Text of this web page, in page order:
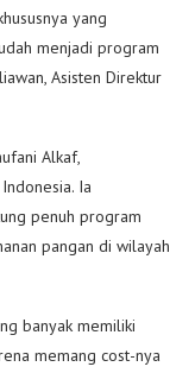
yang
menjadi program
Asisten Direktur
Alkaf,
Ia
penuh program
pangan di wilayah
banyak memiliki
memang cost-nya